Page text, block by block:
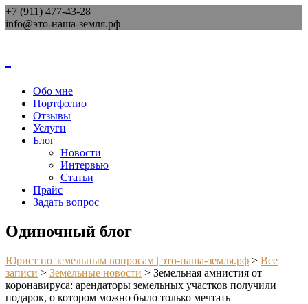
+7 (911) 477-43-28
info@это-наша-земля.рф
Обо мне
Портфолио
Отзывы
Услуги
Блог
Новости
Интервью
Статьи
Прайс
Задать вопрос
Одиночный блог
Юрист по земельным вопросам | это-наша-земля.рф > Все
записи > Земельные новости > Земельная амнистия от
коронавируса: арендаторы земельных участков получили
подарок, о котором можно было только мечтать